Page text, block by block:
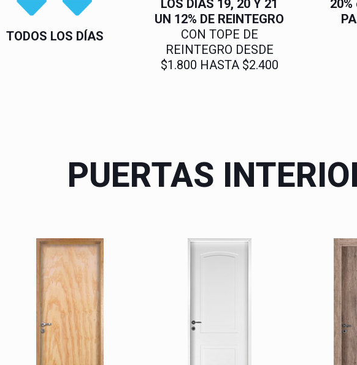
TODOS LOS DÍAS
LOS DIAS 19, 20 Y 21
UN 12% DE REINTEGRO
CON TOPE DE
REINTEGRO DESDE
$1.800 HASTA $2.400
20%
PUERTAS